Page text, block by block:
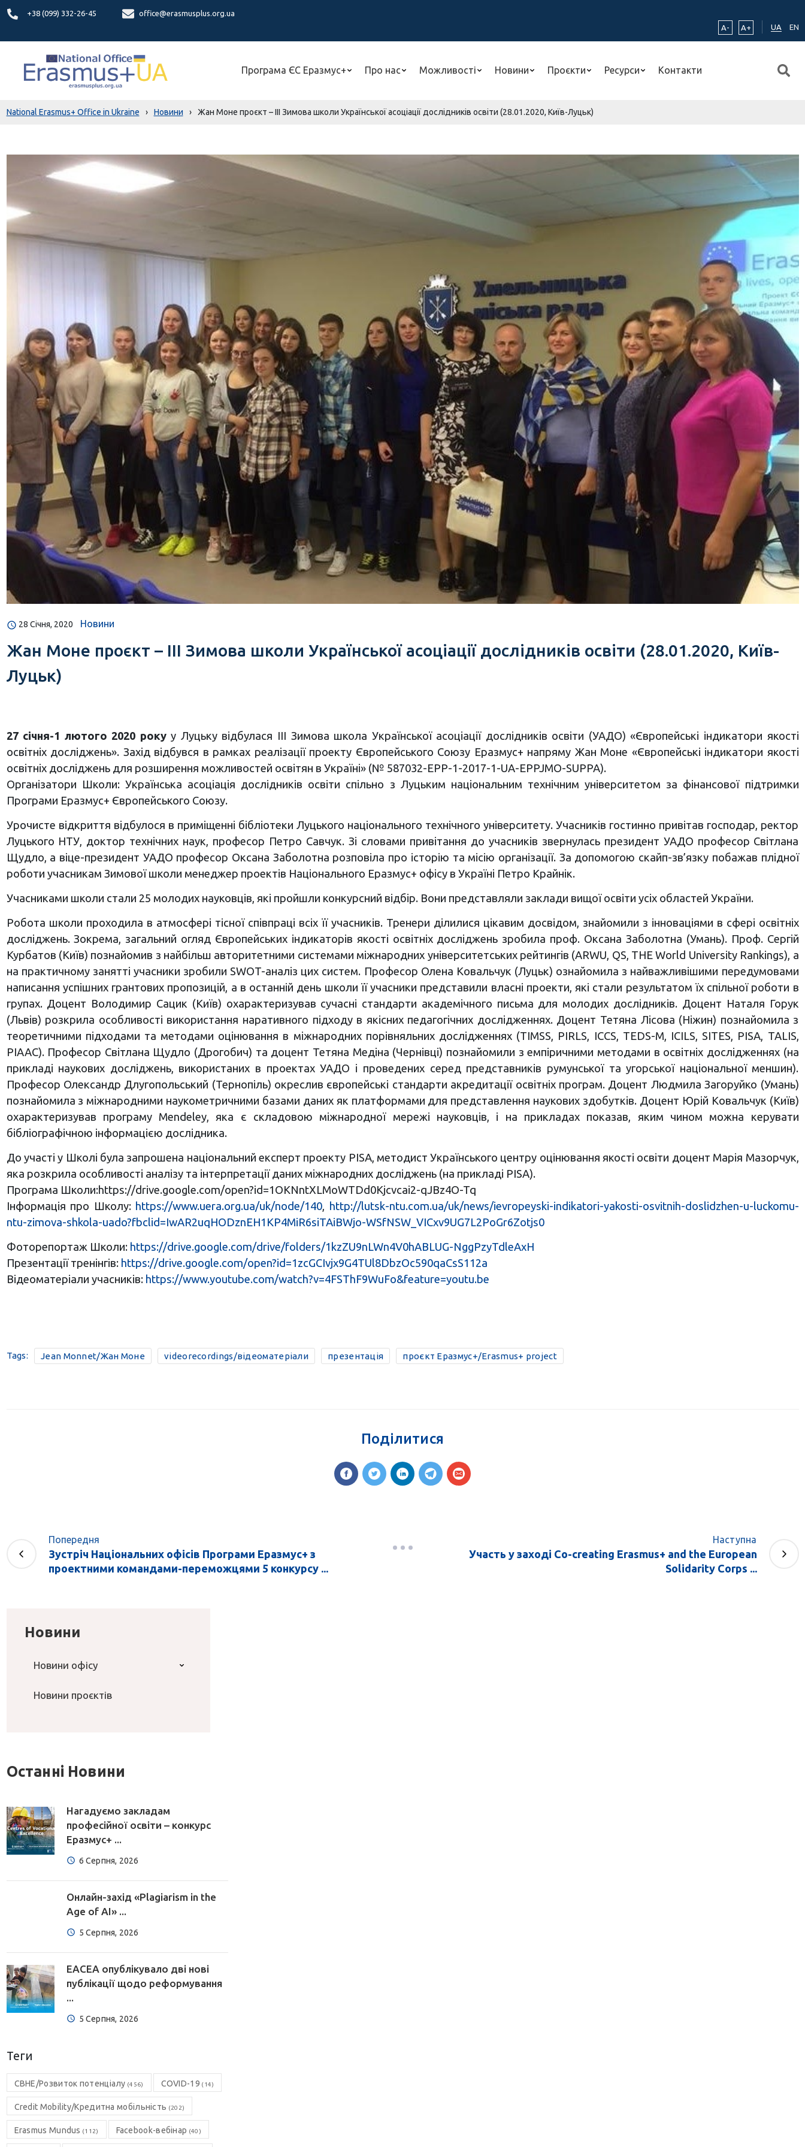
+38 (099) 332-26-45
office@erasmusplus.org.ua
A-
A+ UA EN
Програма ЄС Еразмус+ Про нас Можливості Новини Проєкти Ресурси Контакти
National Erasmus+ Office in Ukraine › Новини › Жан Моне проєкт – IIІ Зимова школи Української асоціації дослідників освіти (28.01.2020, Київ-Луцьк)
28 Січня, 2020 Новини
Жан Моне проєкт – IIІ Зимова школи Української асоціації дослідників освіти (28.01.2020, Київ-
Луцьк)
27 січня-1 лютого 2020 рокуу Луцьку відбулася ІІІ Зимова школа Української асоціації дослідників освіти (УАДО) «Європейські індикатори якості
освітніх досліджень». Захід відбувся в рамках реалізації проекту Європейського Союзу Еразмус+ напряму Жан Моне «Європейські індикатори якості
освітніх досліджень для розширення можливостей освітян в Україні» (№ 587032-EPP-1-2017-1-UA-EPPJMO-SUPPA).
Організатори Школи: Українська асоціація дослідників освіти спільно з Луцьким національним технічним університетом за фінансової підтримки
Програми Еразмус+ Європейського Союзу.
Урочисте відкриття відбулося в приміщенні бібліотеки Луцького національного технічного університету. Учасників гостинно привітав господар, ректор
Луцького НТУ, доктор технічних наук, професор Петро Савчук. Зі словами привітання до учасників звернулась президент УАДО професор Світлана
Щудло, а віце-президент УАДО професор Оксана Заболотна розповіла про історію та місію організації. За допомогою скайп-зв’язку побажав плідної
роботи учасникам Зимової школи менеджер проектів Національного Еразмус+ офісу в Україні Петро Крайнік.
Учасниками школи стали 25 молодих науковців, які пройшли конкурсний відбір. Вони представляли заклади вищої освіти усіх областей України.
Робота школи проходила в атмосфері тісної співпраці всіх її учасників. Тренери ділилися цікавим досвідом, знайомили з інноваціями в сфері освітніх
досліджень. Зокрема, загальний огляд Європейських індикаторів якості освітніх досліджень зробила проф. Оксана Заболотна (Умань). Проф. Сергій
Курбатов (Київ) познайомив з найбільш авторитетними системами міжнародних університетських рейтингів (ARWU, QS, THE World University Rankings), а
на практичному занятті учасники зробили SWOT-аналіз цих систем. Професор Олена Ковальчук (Луцьк) ознайомила з найважливішими передумовами
написання успішних грантових пропозицій, а в останній день школи її учасники представили власні проекти, які стали результатом їх спільної роботи в
групах. Доцент Володимир Сацик (Київ) охарактеризував сучасні стандарти академічного письма для молодих дослідників. Доцент Наталя Горук
(Львів) розкрила особливості використання наративного підходу в якісних педагогічних дослідженнях. Доцент Тетяна Лісова (Ніжин) познайомила з
теоретичними підходами та методами оцінювання в міжнародних порівняльних дослідженнях (TIMSS, PIRLS, ICCS, TEDS-M, ICILS, SITES, PISA, TALIS,
PIAAC). Професор Світлана Щудло (Дрогобич) та доцент Тетяна Медіна (Чернівці) познайомили з емпіричними методами в освітніх дослідженнях (на
прикладі наукових досліджень, використаних в проектах УАДО і проведених серед представників румунської та угорської національної меншин).
Професор Олександр Длугопольський (Тернопіль) окреслив європейські стандарти акредитації освітніх програм. Доцент Людмила Загоруйко (Умань)
познайомила з міжнародними наукометричними базами даних як платформами для представлення наукових здобутків. Доцент Юрій Ковальчук (Київ)
охарактеризував програму Mendeley, яка є складовою міжнародної мережі науковців, і на прикладах показав, яким чином можна керувати
бібліографічною інформацією дослідника.
До участі у Школі була запрошена національний експерт проекту PISA, методист Українського центру оцінювання якості освіти доцент Марія Мазорчук,
яка розкрила особливості аналізу та інтерпретації даних міжнародних досліджень (на прикладі PISA).
Програма Школи:https://drive.google.com/open?id=1OKNntXLMoWTDd0Kjcvcai2-qJBz4O-Tq
Інформація про Школу: https://www.uera.org.ua/uk/node/140
http://lutsk-ntu.com.ua/uk/news/ievropeyski-indikatori-yakosti-osvitnih-doslidzhen-u-luckomu-
ntu-zimova-shkola-uado?fbclid=IwAR2uqHODznEH1KP4MiR6siTAiBWjo-WSfNSW_VICxv9UG7L2PoGr6Zotjs0
Фоторепортаж Школи: https://drive.google.com/drive/folders/1kzZU9nLWn4V0hABLUG-NggPzyTdleAxH
Презентації тренінгів: https://drive.google.com/open?id=1zcGCIvjx9G4TUl8DbzOc590qaCsS112a
Відеоматеріали учасників: https://www.youtube.com/watch?v=4FSThF9WuFo&feature=youtu.be
Tags: Jean Monnet/Жан Моне videorecordings/відеоматеріали презентація проєкт Еразмус+/Erasmus+ project
Поділитися
Попередня
Зустріч Національних офісів Програми Еразмус+ з
проектними командами-переможцями 5 конкурсу ...
Наступна
Участь у заході Co-creating Erasmus+ and the European
Solidarity Corps ...
Новини
Новини офісу
Новини проєктів
Останні Новини
Нагадуємо закладам
професійної освіти – конкурс
Еразмус+ ...
6 Серпня, 2026
Онлайн-захід «Plagiarism in the
Age of AI» ...
5 Серпня, 2026
EACEA опублікувало дві нові
публікації щодо реформування
...
5 Серпня, 2026
Теги
CBHE/Розвиток потенціалу (456) COVID-19 (14)
Credit Mobility/Кредитна мобільність (202)
Erasmus Mundus (112) Facebook-вебінар (40)